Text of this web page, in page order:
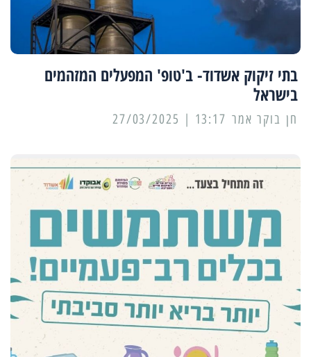
בתי זיקוק אשדוד- ב'טופ' המפעלים המזהמים
בישראל
13:17 | 27/03/2025